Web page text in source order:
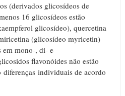
(derivados glicosídeos de
16 glicosídeos estão
glicosídeo), quercetina
(glicosídeo myricetin)
em mono-, di- e
flavonóides não estão
diferenças individuais de acordo